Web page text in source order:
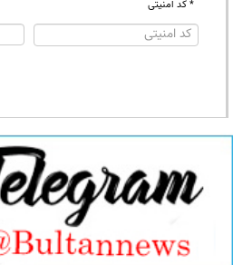
* کد امنیتی